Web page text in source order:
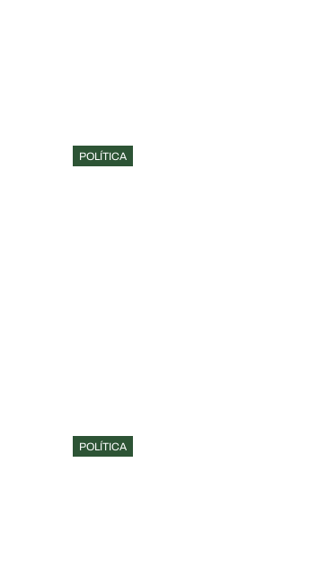
POLÍTICA
POLÍTICA